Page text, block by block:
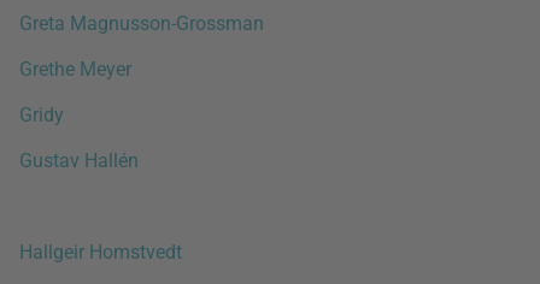
Greta Magnusson-Grossman
Grethe Meyer
Gridy
Gustav Hallén
Hallgeir Homstvedt